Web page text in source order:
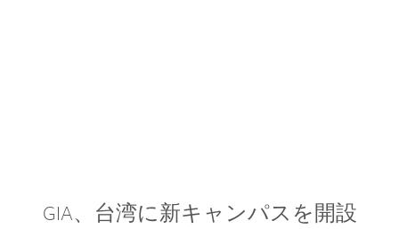
GIA、台湾に新キャンパスを開設